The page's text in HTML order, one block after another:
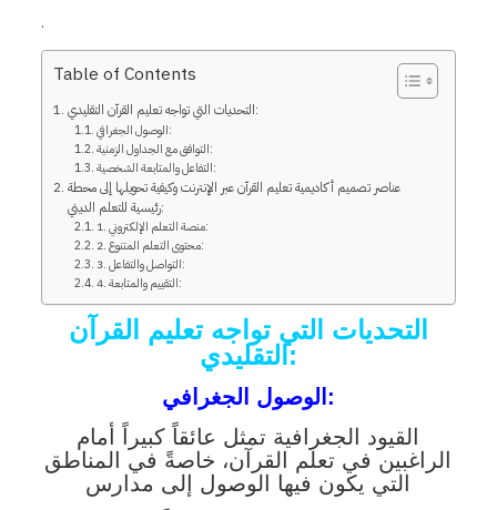
.
Table of Contents
التحديات التي تواجه تعليم القرآن التقليدي:
الوصول الجغرافي:
التوافق مع الجداول الزمنية:
التفاعل والمتابعة الشخصية:
عناصر تصميم أكاديمية تعليم القرآن عبر الإنترنت وكيفية تحويلها إلى محطة
رئيسية للتعلم الديني:
1. منصة التعلم الإلكتروني:
2. محتوى التعلم المتنوع:
3. التواصل والتفاعل:
4. التقييم والمتابعة:
التحديات التي تواجه تعليم القرآن
التقليدي:
الوصول الجغرافي:
القيود الجغرافية تمثل عائقاً كبيراً أمام
الراغبين في تعلم القرآن، خاصةً في المناطق
التي يكون فيها الوصول إلى مدارس